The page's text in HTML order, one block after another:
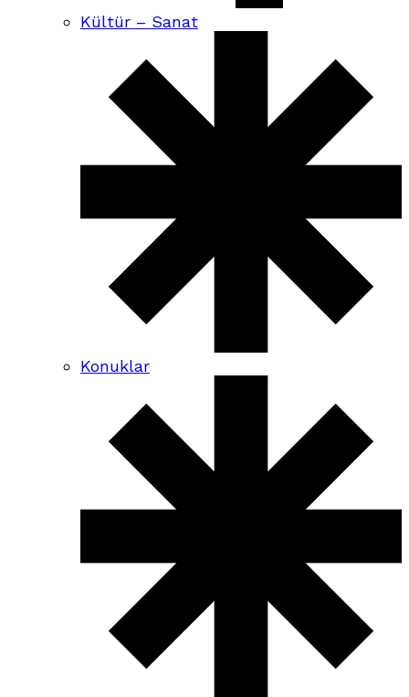
Kültür – Sanat
Konuklar